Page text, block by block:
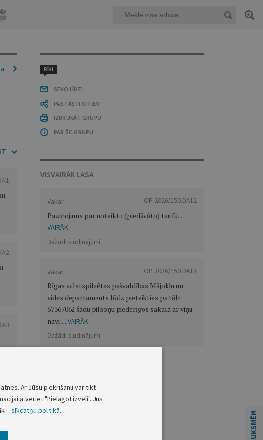
RĪKI
SEKO LĪDZI
PASTĀSTI CITIEM
IZDRUKĀT GRUPU
PAR ŠO GRUPU
VISVAIRĀK LASA
Vakar OP 2026/150.DA12
Paziņojums par noteikto (piedāvāto) tarifu...
VAIRĀK
Dažādi sludinājumi
Vakar OP 2026/150.DA13
Rīgas valstspilsētas pašvaldības Mājokļu un
vides departaments lūdz pieteikties pa tālr.
67367062 šādu pilsoņu piederīgos sakarā ar viņu
nāvi:... VAIRĀK
Dažādi sludinājumi
Ar Jūsu piekrišanu var tikt
atveriet "Pielāgot izvēli". Jūs
–sīkdatņu politikā.